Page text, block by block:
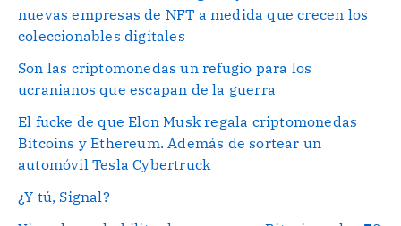
nuevas empresas de NFT a medida que crecen los
coleccionables digitales
Son las criptomonedas un refugio para los
ucranianos que escapan de la guerra
El fucke de que Elon Musk regala criptomonedas
Bitcoins y Ethereum. Además de sortear un
automóvil Tesla Cybertruck
¿Y tú, Signal?